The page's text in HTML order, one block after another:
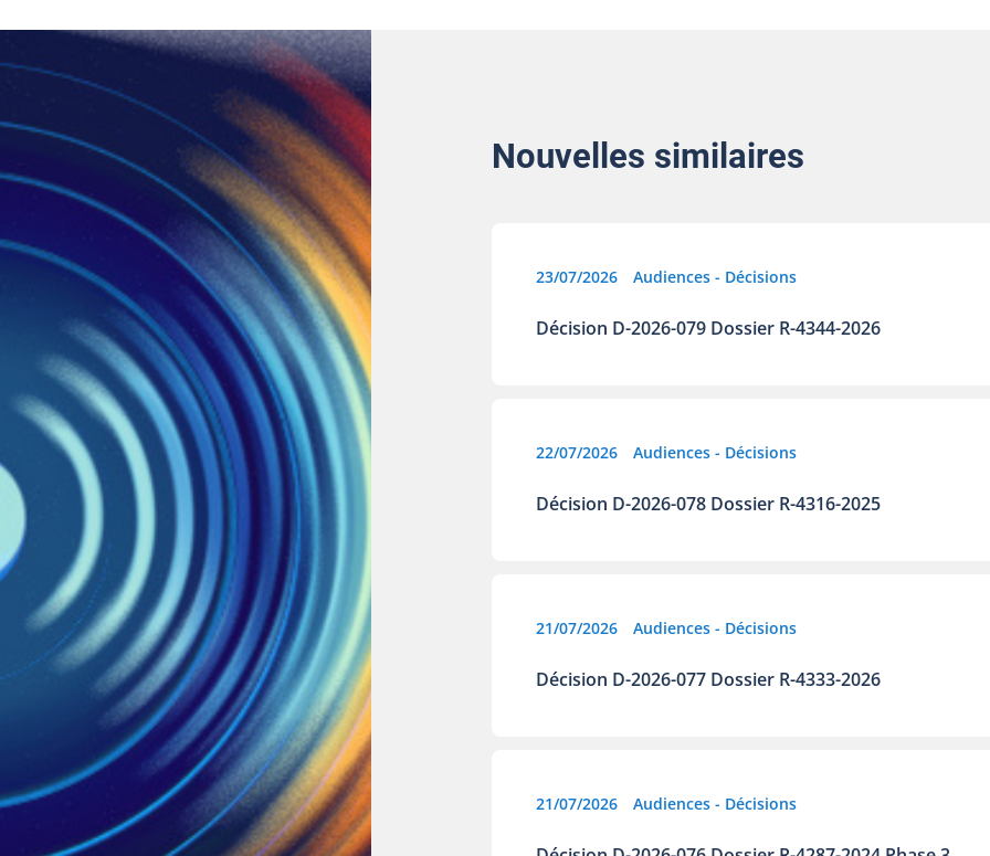
Nouvelles similaires
23/07/2026 Audiences - Décisions
Décision D-2026-079 Dossier R-4344-2026
22/07/2026 Audiences - Décisions
Décision D-2026-078 Dossier R-4316-2025
21/07/2026 Audiences - Décisions
Décision D-2026-077 Dossier R-4333-2026
21/07/2026 Audiences - Décisions